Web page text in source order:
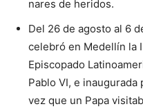
nares de heridos.
Del 26 de agosto al 6
celebró en Me­dellín la
Episcopado
Pablo VI, e
vez que un Papa